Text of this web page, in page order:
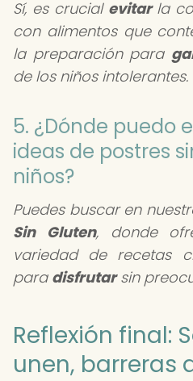
Sí, es crucial evitarla
con alimentos que
la preparación para
de los niños intolerantes.
5. ¿Dónde puedo
ideas de postres
niños?
Puedes buscar en
Sin Gluten, donde
variedad de recetas
para disfrutarsin
Reflexión final:
unen, barreras